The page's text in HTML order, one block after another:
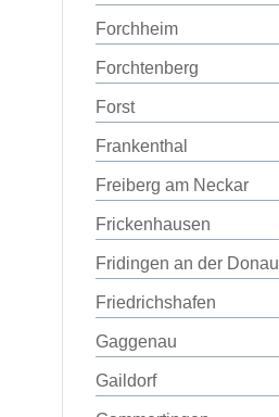
Forchheim
Forchtenberg
Forst
Frankenthal
Freiberg am Neckar
Frickenhausen
Fridingen an der Donau
Friedrichshafen
Gaggenau
Gaildorf